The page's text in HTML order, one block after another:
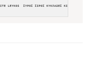
LEYKOS  ΣΥΡΟΣ ΣΙΡΟΣ ΚΥΚΛΑΔΕΣ ΚΙΚΛΑΔΕΣ